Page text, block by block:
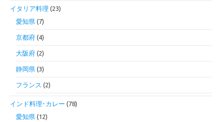
イタリア料理 (23)
愛知県 (7)
京都府 (4)
大阪府 (2)
静岡県 (3)
フランス (2)
インド料理･カレー (78)
愛知県 (12)